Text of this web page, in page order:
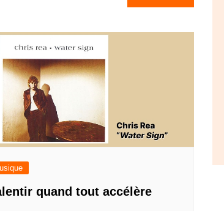
quand tout accélère